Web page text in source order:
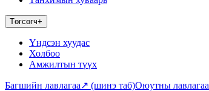
Төгсөгч+
Үндсэн хуудас
Холбоо
Амжилтын түүх
Багшийн лавлагаа↗ (шинэ таб)Оюутны лавлагаа